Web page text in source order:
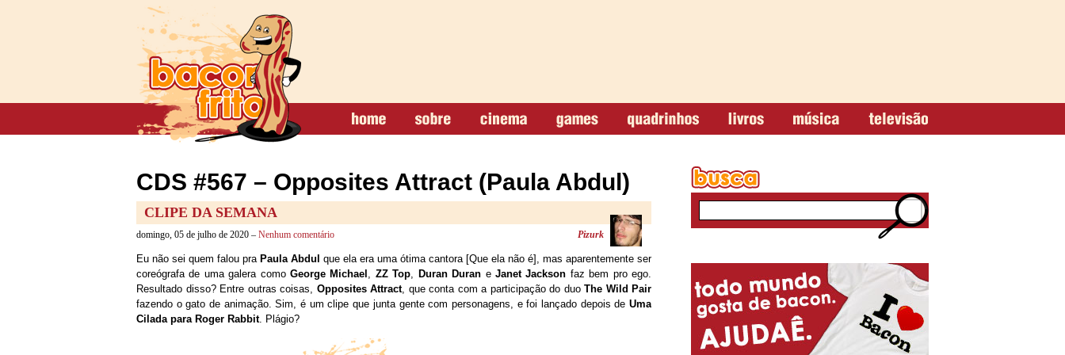
CDS #567 – Opposites Attract (Paula Abdul)
CLIPE DA SEMANA
domingo, 05 de julho de 2020 – Nenhum comentário Pizurk
Eu não sei quem falou pra Paula Abdul que ela era uma ótima cantora [Que ela não é], mas aparentemente ser
coreógrafa de uma galera comoGeorge Michael , ZZ Top, Duran Duran e Janet Jackson faz bem pro ego.
Resultado disso? Entre outras coisas, Opposites Attract, que conta com a participação do duo The Wild Pair
fazendo o gato de animação. Sim, é um clipe que junta gente com personagens, e foi lançado depois de Uma
Cilada para Roger Rabbit. Plágio?